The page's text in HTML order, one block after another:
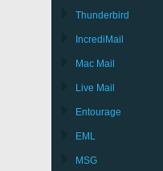
Thunderbird
IncrediMail
Mac Mail
Live Mail
Entourage
EML
MSG